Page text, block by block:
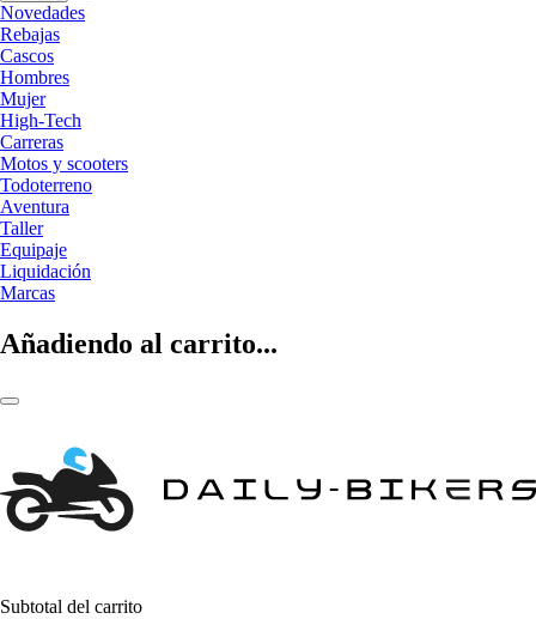
Novedades
Rebajas
Cascos
Hombres
Mujer
High-Tech
Carreras
Motos y scooters
Todoterreno
Aventura
Taller
Equipaje
Liquidación
Marcas
Añadiendo al carrito...
Subtotal del carrito